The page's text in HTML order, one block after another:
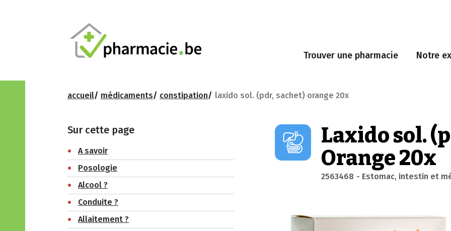
Trouver une pharmacie Notre
accueil médicaments constipation laxido sol. (pdr, sachet) orange 20x
Sur cette page
A savoir
Posologie
Alcool ?
Conduite ?
Allaitement ?
Laxido sol.
Orange 20x
2563468 - Estomac, intestin et